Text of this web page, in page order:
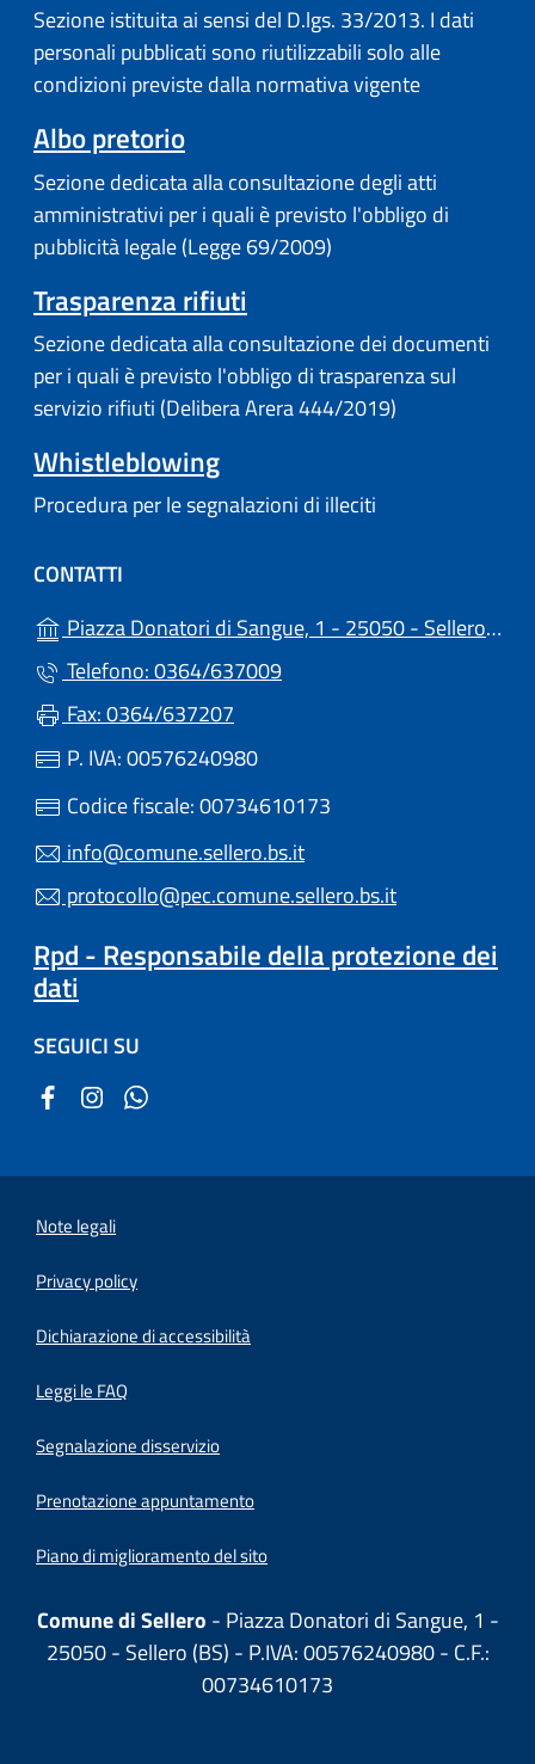
Sezione istituita ai sensi del D.lgs. 33/2013. I dati
personali pubblicati sono riutilizzabili solo alle
condizioni previste dalla normativa vigente
Albo pretorio
Sezione dedicata alla consultazione degli atti
amministrativi per i quali è previsto l'obbligo di
pubblicità legale (Legge 69/2009)
Trasparenza rifiuti
Sezione dedicata alla consultazione dei documenti
per i quali è previsto l'obbligo di trasparenza sul
servizio rifiuti (Delibera Arera 444/2019)
Whistleblowing
Procedura per le segnalazioni di illeciti
CONTATTI
Piazza Donatori di Sangue, 1 - 25050 - Sellero (BS)
Telefono: 0364/637009
Fax: 0364/637207
P. IVA: 00576240980
Codice fiscale: 00734610173
info@comune.sellero.bs.it
protocollo@pec.comune.sellero.bs.it
Rpd - Responsabile della protezione dei
dati
SEGUICI SU
Note legali
Privacy policy
Dichiarazione di accessibilità
Leggi le FAQ
Segnalazione disservizio
Prenotazione appuntamento
Piano di miglioramento del sito
Comune di Sellero - Piazza Donatori di Sangue, 1 -
25050 - Sellero (BS) - P.IVA: 00576240980 - C.F.:
00734610173